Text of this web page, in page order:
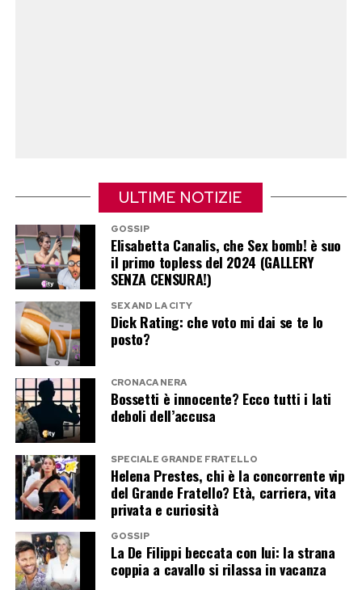
Nel carosello pubblicato su Instagram
convivono lusso e quotidianità. Ci sono hotel,
tramonti, colazioni eleganti e bicchieroni di caffè
americano, ma anche figli vestiti senza troppi
pensieri e quell’aria tipica delle vacanze familiari
organizzate dai genitori e sopportate dai
ragazzi.
Jennifer Lopez, la migliore
pubblicità per l’Italia
L’Italia resta una delle mete turistiche più
desiderate al mondo, ma la concorrenza
internazionale non consente di dormire sugli
allori. Per questo il viaggio di Jennifer Lopez
assume un valore che va oltre il semplice gossip
estivo.
ULTIME NOTIZIE
GOSSIP
Elisabetta Canalis, che Sex bomb! è suo
il primo topless del 2024 (GALLERY
SENZA CENSURA!)
SEX AND LA CITY
Dick Rating: che voto mi dai se te lo
posto?
CRONACA NERA
Bossetti è innocente? Ecco tutti i lati
deboli dell’accusa
SPECIALE GRANDE FRATELLO
Helena Prestes, chi è la concorrente vip
del Grande Fratello? Età, carriera, vita
privata e curiosità
GOSSIP
La De Filippi beccata con lui: la strana
coppia a cavallo si rilassa in vacanza